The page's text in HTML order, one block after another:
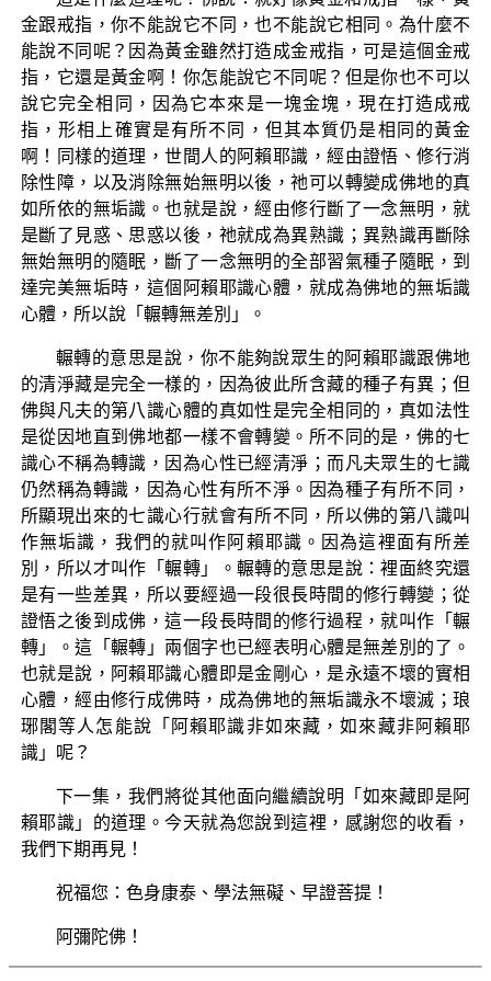
金跟戒指，你不能說它不同，也不能說它相同。為什麼不
能說不同呢？因為黃金雖然打造成金戒指，可是這個金戒
指，它還是黃金啊！你怎能說它不同呢？但是你也不可以
說它完全相同，因為它本來是一塊金塊，現在打造成戒
指，形相上確實是有所不同，但其本質仍是相同的黃金
啊！同樣的道理，世間人的阿賴耶識，經由證悟、修行消
除性障，以及消除無始無明以後，祂可以轉變成佛地的真
如所依的無垢識。也就是說，經由修行斷了一念無明，就
是斷了見惑、思惑以後，祂就成為異熟識；異熟識再斷除
無始無明的隨眠，斷了一念無明的全部習氣種子隨眠，到
達完美無垢時，這個阿賴耶識心體，就成為佛地的無垢識
心體，所以說「輾轉無差別」。
輾轉的意思是說，你不能夠說眾生的阿賴耶識跟佛地
的清淨藏是完全一樣的，因為彼此所含藏的種子有異；但
佛與凡夫的第八識心體的真如性是完全相同的，真如法性
是從因地直到佛地都一樣不會轉變。所不同的是，佛的七
識心不稱為轉識，因為心性已經清淨；而凡夫眾生的七識
仍然稱為轉識，因為心性有所不淨。因為種子有所不同，
所顯現出來的七識心行就會有所不同，所以佛的第八識叫
作無垢識，我們的就叫作阿賴耶識。因為這裡面有所差
別，所以才叫作「輾轉」。輾轉的意思是說：裡面終究還
是有一些差異，所以要經過一段很長時間的修行轉變；從
證悟之後到成佛，這一段長時間的修行過程，就叫作「輾
轉」。這「輾轉」兩個字也已經表明心體是無差別的了。
也就是說，阿賴耶識心體即是金剛心，是永遠不壞的實相
心體，經由修行成佛時，成為佛地的無垢識永不壞滅；琅
琊閣等人怎能說「阿賴耶識非如來藏，如來藏非阿賴耶
識」呢？
下一集，我們將從其他面向繼續說明「如來藏即是阿
賴耶識」的道理。今天就為您說到這裡，感謝您的收看，
我們下期再見！
祝福您：色身康泰、學法無礙、早證菩提！
阿彌陀佛！